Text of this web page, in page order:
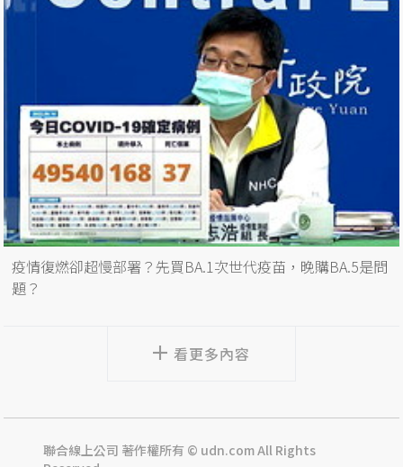
疫情復燃卻超慢部署？先買BA.1次世代疫苗，晚購BA.5是問
題？
看更多內容
聯合線上公司 著作權所有 © udn.com All Rights